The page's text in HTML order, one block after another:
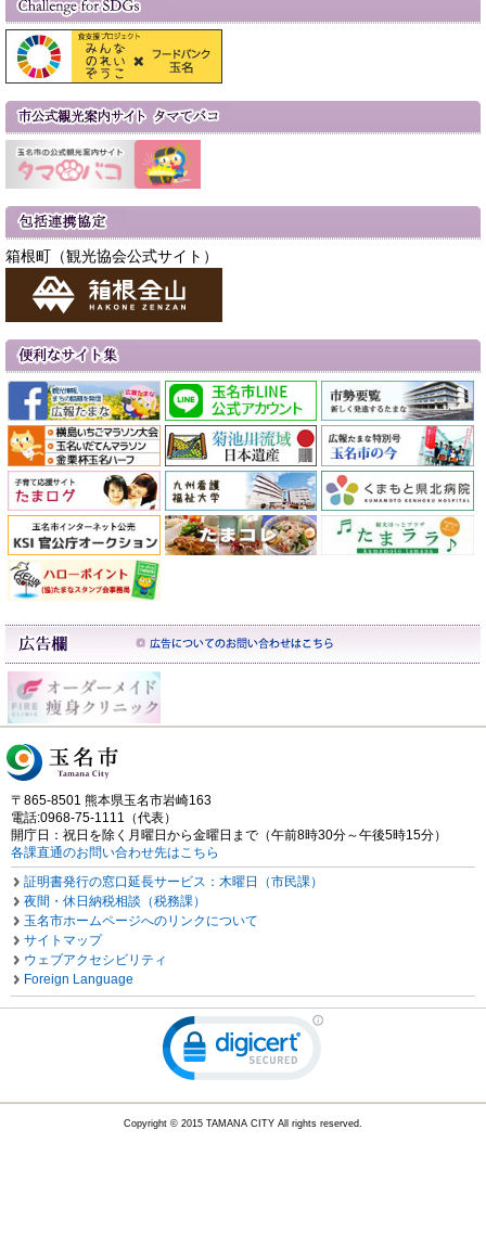
箱根町（観光協会公式サイト）
〒865-8501 熊本県玉名市岩崎163
電話:0968-75-1111（代表）
開庁日：祝日を除く月曜日から金曜日まで（午前8時30分～午後5時15分）
各課直通のお問い合わせ先はこちら
証明書発行の窓口延長サービス：木曜日（市民課）
夜間・休日納税相談（税務課）
玉名市ホームページへのリンクについて
サイトマップ
ウェブアクセシビリティ
Foreign Language
Copyright © 2015 TAMANA CITY All rights reserved.